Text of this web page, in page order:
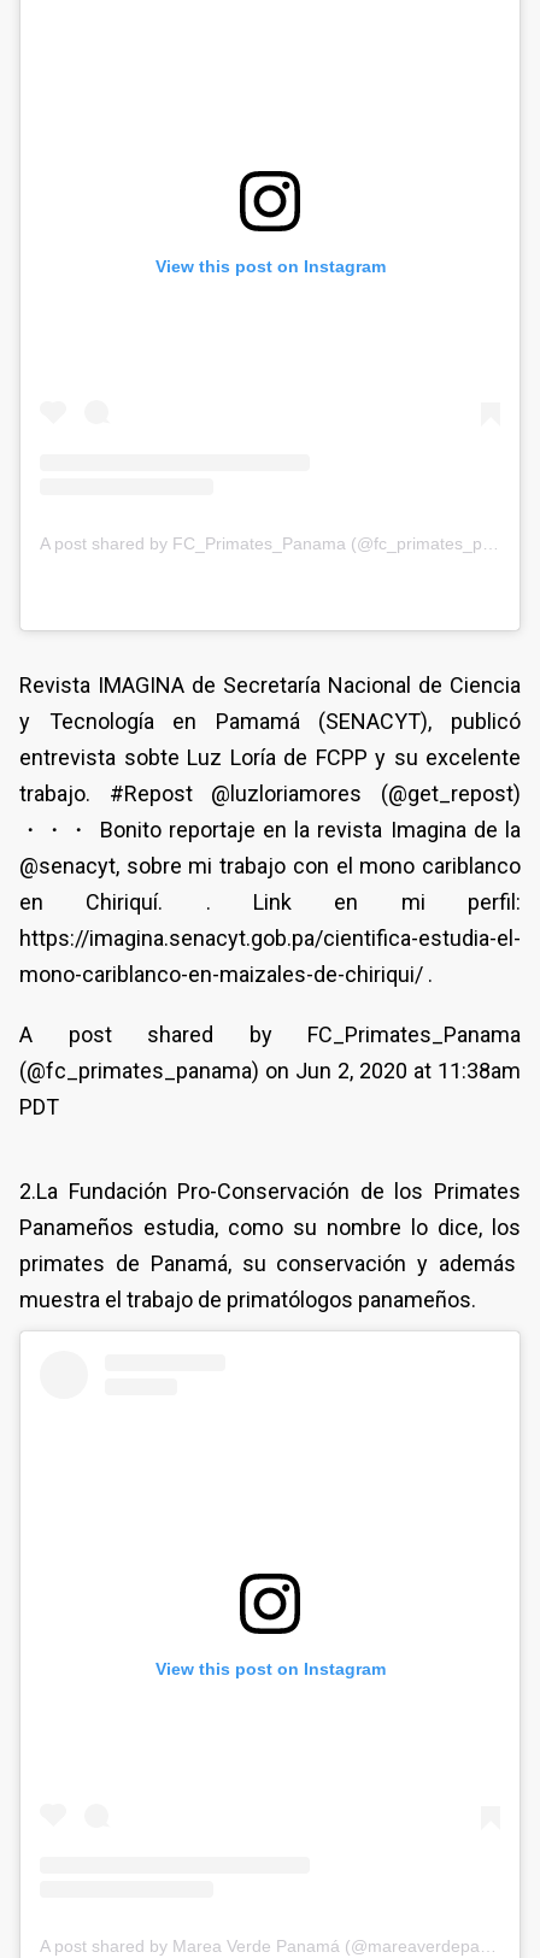
View this post on Instagram
Revista IMAGINA de Secretaría Nacional de Ciencia
y Tecnología en Pamamá (SENACYT), publicó
entrevista sobte Luz Loría de FCPP y su excelente
trabajo. #Repost @luzloriamores (@get_repost)
・・・ Bonito reportaje en la revista Imagina de la
@senacyt, sobre mi trabajo con el mono cariblanco
en Chiriquí. . Link en mi perfil:
https://imagina.senacyt.gob.pa/cientifica-estudia-el-
mono-cariblanco-en-maizales-de-chiriqui/ .
A post shared by FC_Primates_Panama
(@fc_primates_panama) on Jun 2, 2020 at 11:38am
PDT
2.La Fundación Pro-Conservación de los Primates
Panameños estudia, como su nombre lo dice, los
primates de Panamá, su conservación y además
muestra el trabajo de primatólogos panameños.
View this post on Instagram
A post shared by Marea Verde Panamá (@mareaverdepanama)